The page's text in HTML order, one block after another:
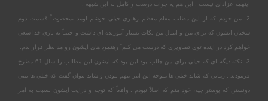
اینهمه عزادای نیست . این هم یه جواب درست و کامل به این شبهه .
2- من خودم که از این مطلب مقام معظم رهبری خیلی خوشم اومد ،مخصوصاً قسمت دوم
سخنان ایشون که برای من و امثال من نکات بسیار آموزنده ای داشت و حتماً به یاری خدا سعی
خواهم کرد در آینده توی تصاویری که درست می کنم ً رهنمود های ایشون رو مد نظر قرار بدم.
3- نکته دیگه ای که خیلی برای من جالب بود این بود که ایشون این مطالب را سال 61 مطرح
فرمودند . زمانی که شاید خیلی ها متوجه این امر مهم نبودن و شاید بتوان گفت که خیلی ها نمی
دونستن که پوستر چیه، خود منم که اصلاً نبودم . واقعاً که توجه و درایت ایشون نسبت به امر